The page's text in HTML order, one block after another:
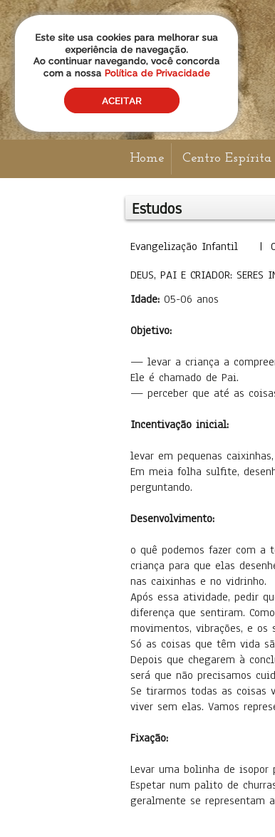
Home Centro Espírita
Estudos
Evangelização Infantil |
DEUS, PAI E CRIADOR: SERES
Idade: 05-06 anos
Objetivo:
— levar a criança a
Ele é chamado de Pai.
— perceber que até as
Incentivação inicial:
levar em pequenas
Em meia folha sulfite,
perguntando.
Desenvolvimento:
o quê podemos fazer com a
criança para que elas
nas caixinhas e no vidrinho.
Após essa atividade, pedir
diferença que sentiram.
movimentos, vibrações, e
Só as coisas que têm vida
Depois que chegarem à
será que não precisamos
Se tirarmos todas as coisas
viver sem elas. Vamos
Fixação:
Levar uma bolinha de isopor
Espetar num palito de
geralmente se representam